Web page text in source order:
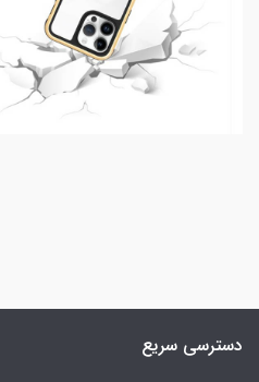
دسترسی سریع